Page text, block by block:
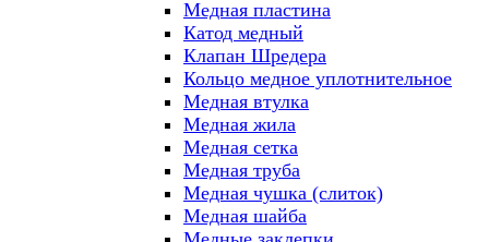
Медная пластина
Катод медный
Клапан Шредера
Кольцо медное уплотнительное
Медная втулка
Медная жила
Медная сетка
Медная труба
Медная чушка (слиток)
Медная шайба